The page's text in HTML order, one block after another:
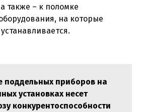
также – к поломке
на которые
поддельных приборов на
установках несет
конкурентоспособности